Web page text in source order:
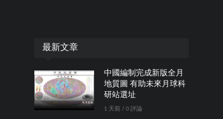
最新文章
中國編制完成新版全月
地質圖 有助未來月球科
研站選址
1 天前 / 0 評論